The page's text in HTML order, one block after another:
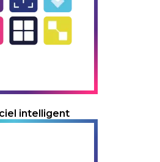
intelligent